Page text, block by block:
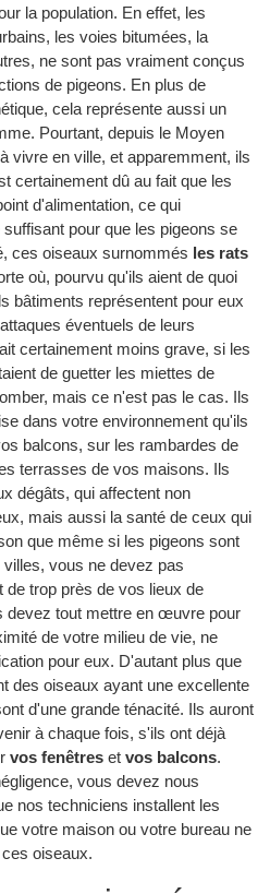
la population. En effet, les
les voies bitumées, la
ne sont pas vraiment conçus
de pigeons. En plus de
cela représente aussi un
Pourtant, depuis le Moyen
vivre en ville, et apparemment, ils
certainement dû au fait que les
d'alimentation, ce qui
pour que les pigeons se
ces oiseaux surnommés les rats
où, pourvu qu'ils aient de quoi
bâtiments représentent pour eux
éventuels de leurs
certainement moins grave, si les
de guetter les miettes de
mais ce n'est pas le cas. Ils
dans votre environnement qu'ils
balcons, sur les rambardes de
terrasses de vos maisons. Ils
dégâts, qui affectent non
mais aussi la santé de ceux qui
que même si les pigeons sont
vous ne devez pas
de trop près de vos lieux de
devez tout mettre en œuvre pour
de votre milieu de vie, ne
pour eux. D'autant plus que
des oiseaux ayant une excellente
d'une grande ténacité. Ils auront
à chaque fois, s'ils ont déjà
vos fenêtres et vos balcons.
vous devez nous
nos techniciens installent les
votre maison ou votre bureau ne
oiseaux.